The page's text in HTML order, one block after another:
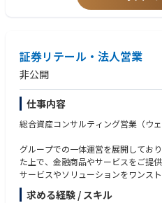
証券リテール・法人営業
非公開
仕事内容
総合資産コンサルティング営業（ウェ
グループでの一体運営を展開してお
た上で、金融商品やサービスをご提
サービスやソリューションをワンス
総合金融コンサルティング営業を実践
求める経験 / スキル